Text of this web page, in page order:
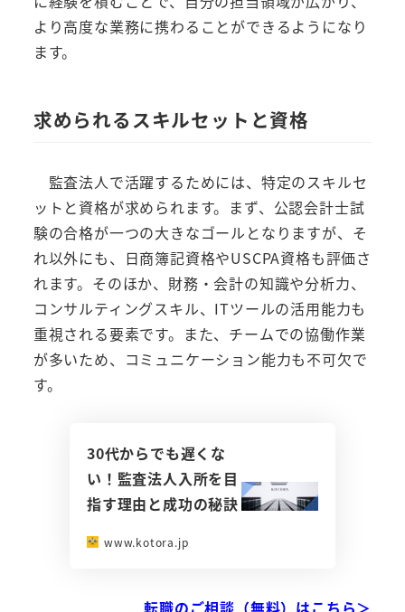
より高度な業務に携わることができるようになり
ます。
求められるスキルセットと資格
監査法人で活躍するためには、特定のスキルセ
ットと資格が求められます。まず、公認会計士試
験の合格が一つの大きなゴールとなりますが、そ
れ以外にも、日商簿記資格やUSCPA資格も評価さ
れます。そのほか、財務・会計の知識や分析力、
コンサルティングスキル、ITツールの活用能力も
重視される要素です。また、チームでの協働作業
が多いため、コミュニケーション能力も不可欠で
す。
30代からでも遅くな
い！監査法人入所を目
指す理由と成功の秘訣
www.kotora.jp
転職のご相談（無料）はこちら＞